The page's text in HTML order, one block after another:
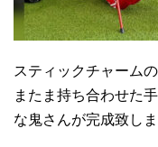
スティックチャーム
またま持ち合わせた
な鬼さんが完成致し